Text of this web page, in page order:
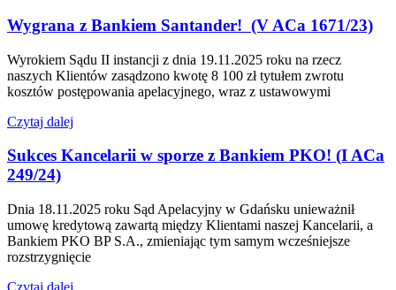
Wygrana z Bankiem Santander! (V ACa 1671/23)
Wyrokiem Sądu II instancji z dnia 19.11.2025 roku na rzecz
naszych Klientów zasądzono kwotę 8 100 zł tytułem zwrotu
kosztów postępowania apelacyjnego, wraz z ustawowymi
Czytaj dalej
Sukces Kancelarii w sporze z Bankiem PKO! (I ACa
249/24)
Dnia 18.11.2025 roku Sąd Apelacyjny w Gdańsku unieważnił
umowę kredytową zawartą między Klientami naszej Kancelarii, a
Bankiem PKO BP S.A., zmieniając tym samym wcześniejsze
rozstrzygnięcie